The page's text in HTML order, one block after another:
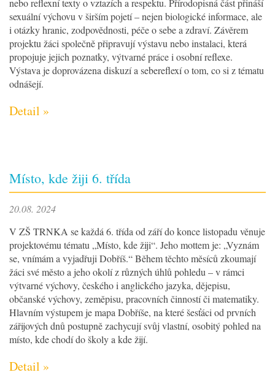
nebo reflexní texty o vztazích a respektu. Přírodopisná část přináší
sexuální výchovu v širším pojetí – nejen biologické informace, ale
i otázky hranic, zodpovědnosti, péče o sebe a zdraví. Závěrem
projektu žáci společně připravují výstavu nebo instalaci, která
propojuje jejich poznatky, výtvarné práce i osobní reflexe.
Výstava je doprovázena diskuzí a sebereflexí o tom, co si z tématu
odnášejí.
Detail »
Místo, kde žiji 6. třída
20.08. 2024
V ZŠ TRNKA se každá 6. třída od září do konce listopadu věnuje
projektovému tématu „Místo, kde žiji“. Jeho mottem je: „Vyznám
se, vnímám a vyjadřuji Dobříš.“ Během těchto měsíců zkoumají
žáci své město a jeho okolí z různých úhlů pohledu – v rámci
výtvarné výchovy, českého i anglického jazyka, dějepisu,
občanské výchovy, zeměpisu, pracovních činností či matematiky.
Hlavním výstupem je mapa Dobříše, na které šesťáci od prvních
zářijových dnů postupně zachycují svůj vlastní, osobitý pohled na
místo, kde chodí do školy a kde žijí.
Detail »